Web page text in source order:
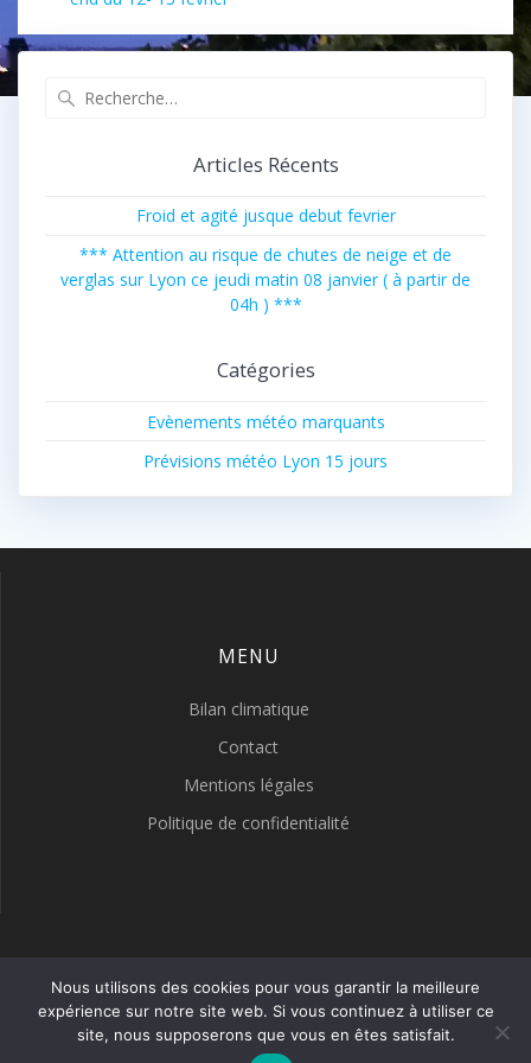
Articles Récents
Froid et agité jusque debut fevrier
*** Attention au risque de chutes de neige et de
verglas sur Lyon ce jeudi matin 08 janvier ( à partir de
04h ) ***
Catégories
Evènements météo marquants
Prévisions météo Lyon 15 jours
MENU
Bilan climatique
Contact
Mentions légales
Politique de confidentialité
LYON METEO
© 2026 LYON METEO. Construit avec WordPress et le thème
Nous utilisons des cookies pour vous garantir la meilleure
expérience sur notre site web. Si vous continuez à utiliser ce
site, nous supposerons que vous en êtes satisfait.